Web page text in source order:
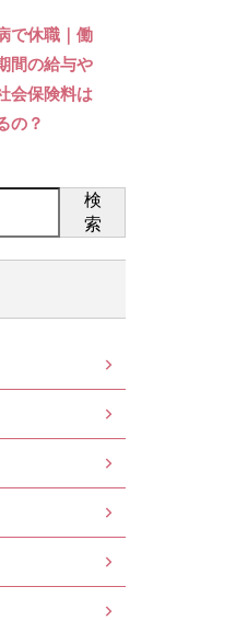
で休職｜働
間の給与や
会保険料は
の？
検
索